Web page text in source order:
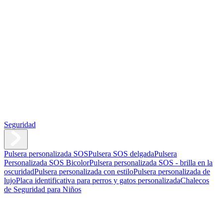
Seguridad
Pulsera personalizada SOSPulsera SOS delgadaPulsera
Personalizada SOS BicolorPulsera personalizada SOS - brilla en la
oscuridadPulsera personalizada con estiloPulsera personalizada de
lujoPlaca identificativa para perros y gatos personalizadaChalecos
de Seguridad para Niños